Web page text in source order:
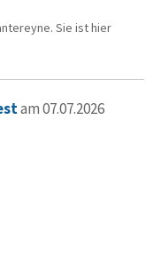
Sie ist hier
am 07.07.2026